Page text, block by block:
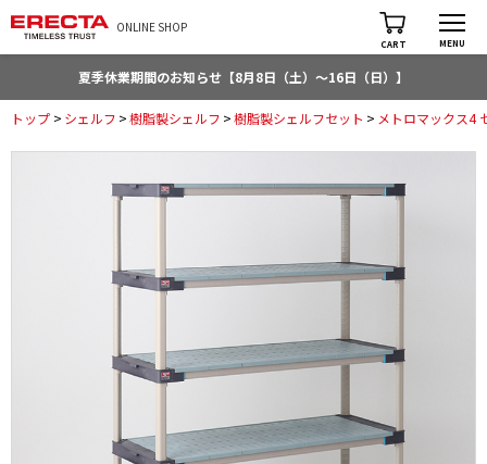
ONLINE SHOP
CART MENU
夏季休業期間のお知らせ【8月8日（土）～16日（日）】
トップ > シェルフ >樹脂製シェルフ >樹脂製シェルフセット > メトロマックス4